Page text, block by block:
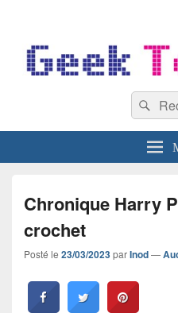
Chronique Harry
crochet
Posté le 23/03/2023parInod—